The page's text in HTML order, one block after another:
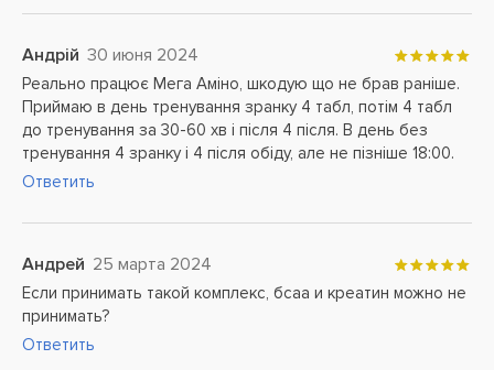
Андрій 30 июня 2024
Реально працює Мега Аміно, шкодую що не брав раніше.
Приймаю в день тренування зранку 4 табл, потім 4 табл
до тренування за 30-60 хв і після 4 після. В день без
тренування 4 зранку і 4 після обіду, але не пізніше 18:00.
Ответить
Андрей 25 марта 2024
Если принимать такой комплекс, бсаа и креатин можно не
принимать?
Ответить